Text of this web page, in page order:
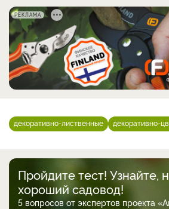
РЕКЛАМА
декоративно-лиственные декоративно-
Пройдите тест! Узнайте,
хороший садовод!
5 вопросов от экспертов проекта